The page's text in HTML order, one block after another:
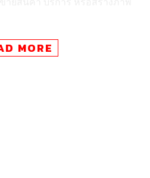
กสภาผู้แทนราษฎร (ส.ส.) จังหวัด
ปรายถึงข้อกังวล เนื่องจากไม่
MORE